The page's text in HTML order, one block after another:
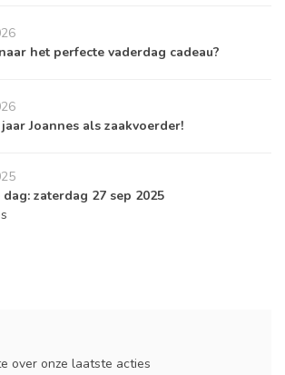
het perfecte vaderdag cadeau?
jaar Joannes als zaakvoerder!
zaterdag 27 sep 2025
over onze laatste acties